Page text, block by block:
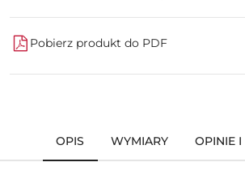
Pobierz produkt do PDF
OPIS WYMIARY OPINIE